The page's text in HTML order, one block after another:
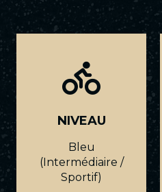
NIVEAU
Bleu
(Intermédiaire /
Sportif)